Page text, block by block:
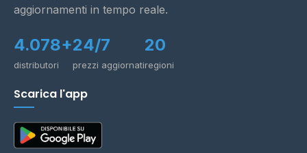
aggiornamenti in tempo reale.
4.078+
distributori
24/7
prezzi aggiornati
20
regioni
Scarica l'app